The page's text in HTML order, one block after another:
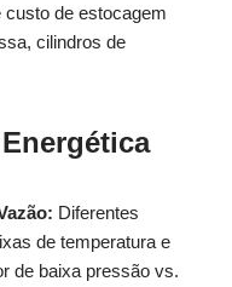
custo de estocagem
cilindros de
Diferentes
de temperatura e
de baixa pressão vs.